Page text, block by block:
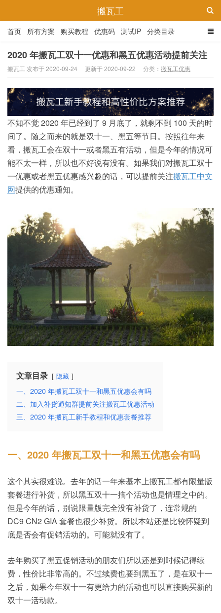
搬瓦工
首页 所有方案 购买教程 优惠码 测试IP 分类目录
2020 年搬瓦工双十一优惠和黑五优惠活动提前关注
搬瓦工 发布于 2020-09-24 更新于 2020-09-22 分类： 搬瓦工优惠
不知不觉 2020 年已经到了 9 月底了，就剩不到 100 天的时
间了。随之而来的就是双十一、黑五等节日。按照往年来
看，搬瓦工会在双十一或者黑五有活动，但是今年的情况可
能不太一样，所以也不好说有没有。如果我们对搬瓦工双十
一优惠或者黑五优惠感兴趣的话，可以提前关注搬瓦工中文
网提供的优惠通知。
文章目录 隐藏
一、2020 年搬瓦工双十一和黑五优惠会有吗
二、加入补货通知群提前关注搬瓦工优惠活动
三、2020 年搬瓦工新手教程和优惠套餐推荐
一、2020 年搬瓦工双十一和黑五优惠会有吗
这个其实很难说。去年的话一年来基本上搬瓦工都有限量版
套餐进行补货，所以黑五双十一搞个活动也是情理之中的。
但是今年的话，别说限量版完全没有补货了，连常规的
DC9 CN2 GIA 套餐也很少补货。所以本站还是比较怀疑到
底是否会有促销活动的。可能就没有了。
去年购买了黑五促销活动的朋友们所以还是到时候记得续
费，性价比非常高的。不过续费也要到黑五了，是在双十一
之后，如果今年双十一有更给力的活动也可以直接购买新的
双十一活动款。